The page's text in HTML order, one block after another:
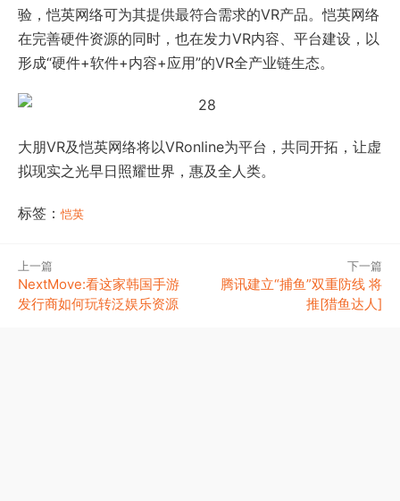
验，恺英网络可为其提供最符合需求的VR产品。恺英网络
在完善硬件资源的同时，也在发力VR内容、平台建设，以
形成“硬件+软件+内容+应用”的VR全产业链生态。
大朋VR及恺英网络将以VRonline为平台，共同开拓，让虚
拟现实之光早日照耀世界，惠及全人类。
标签：恺英
上一篇
NextMove:看这家韩国手游
发行商如何玩转泛娱乐资源
下一篇
腾讯建立“捕鱼”双重防线 将
推[猎鱼达人]